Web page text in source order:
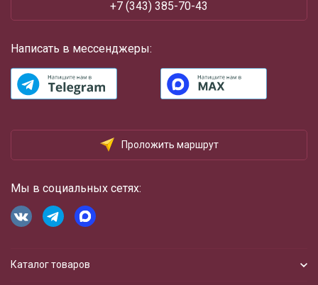
+7 (343) 385-70-43
Написать в мессенджеры:
Проложить маршрут
Мы в социальных сетях:
Каталог товаров